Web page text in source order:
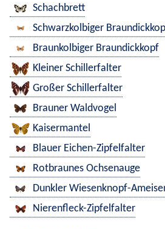
Schachbrett
Schwarzkolbiger
Braunkolbiger Braundickkopf
Kleiner Schillerfalter
Großer Schillerfalter
Brauner Waldvogel
Kaisermantel
Blauer Eichen-Zipfelfalter
Rotbraunes Ochsenauge
Dunkler Wiesenknopf-
Nierenfleck-Zipfelfalter